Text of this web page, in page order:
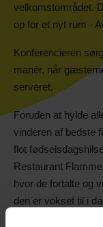
velkomstområdet.
op for et nyt rum -
Konferencieren
manér, når
serveret.
Foruden at hylde
vinderen af bedste
flot
Restaurant
hvor de fortalte og
den er vokset til i